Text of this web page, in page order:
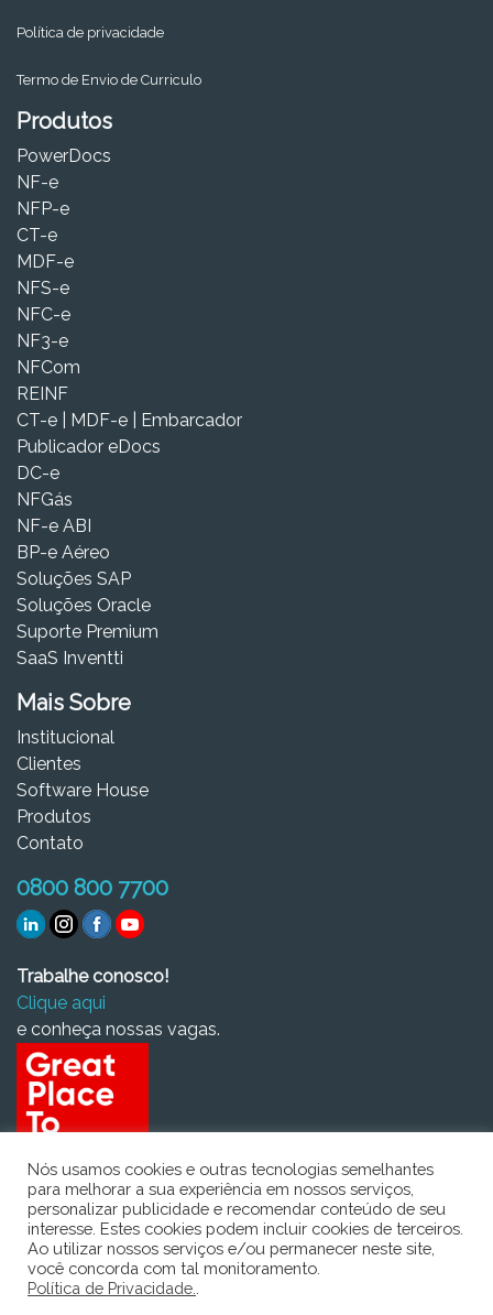
Política de privacidade
Termo de Envio de Curriculo
Produtos
PowerDocs
NF-e
NFP-e
CT-e
MDF-e
NFS-e
NFC-e
NF3-e
NFCom
REINF
CT-e | MDF-e | Embarcador
Publicador eDocs
DC-e
NFGás
NF-e ABI
BP-e Aéreo
Soluções SAP
Soluções Oracle
Suporte Premium
SaaS Inventti
Mais Sobre
Institucional
Clientes
Software House
Produtos
Contato
0800 800 7700
Trabalhe conosco!
Clique aqui
e conheça nossas vagas.
Nós usamos cookies e outras tecnologias semelhantes
para melhorar a sua experiência em nossos serviços,
personalizar publicidade e recomendar conteúdo de seu
interesse. Estes cookies podem incluir cookies de terceiros.
Ao utilizar nossos serviços e/ou permanecer neste site,
você concorda com tal monitoramento.
Política de Privacidade.